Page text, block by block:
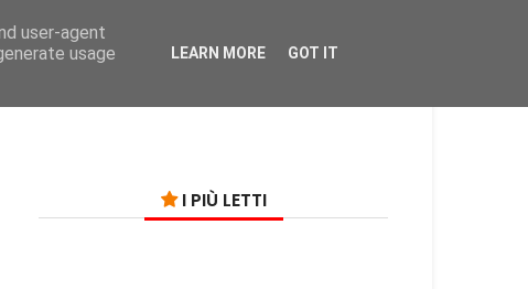
I PIÙ LETTI
user-agent
usage
LEARN MORE GOT IT